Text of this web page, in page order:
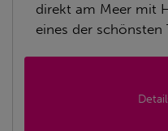
direkt am Meer mit
eines der schönsten